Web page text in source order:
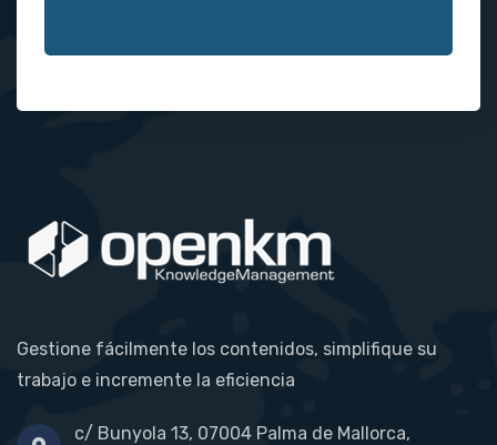
Gestione fácilmente los contenidos, simplifique su
trabajo e incremente la eficiencia
c/ Bunyola 13, 07004 Palma de Mallorca,